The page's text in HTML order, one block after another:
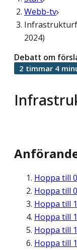
Webb-tv
2024)
Debatt om
2 timmar 4
Hoppa till
Hoppa till
Hoppa till
Hoppa till
Hoppa till
Hoppa till